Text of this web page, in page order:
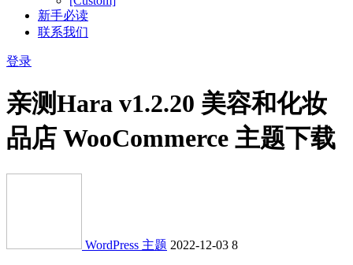
新手必读
联系我们
登录
亲测Hara v1.2.20 美容和化妆
品店 WooCommerce 主题下载
WordPress 主题 2022-12-03 8